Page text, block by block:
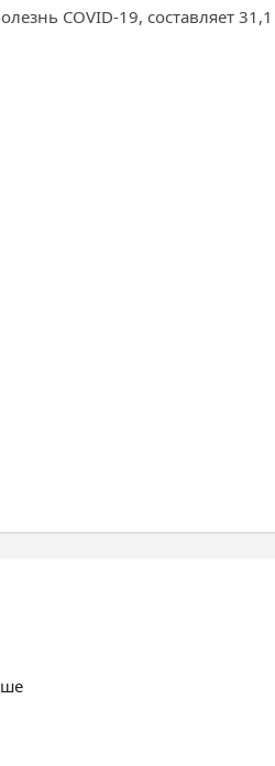
COVID-19, составляет